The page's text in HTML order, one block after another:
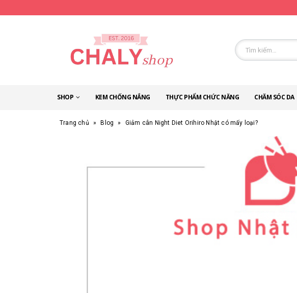
SHOP KEM CHỐNG NẮNG THỰC PHẨM CHỨC NĂNG CHĂM SÓC DA
Trang chủ » Blog » Giảm cân Night Diet Orihiro Nhật có mấy loại?